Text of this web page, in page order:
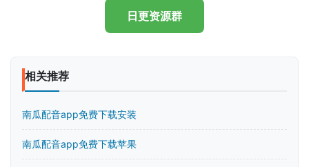
日更资源群
相关推荐
南瓜配音app免费下载安装
南瓜配音app免费下载苹果